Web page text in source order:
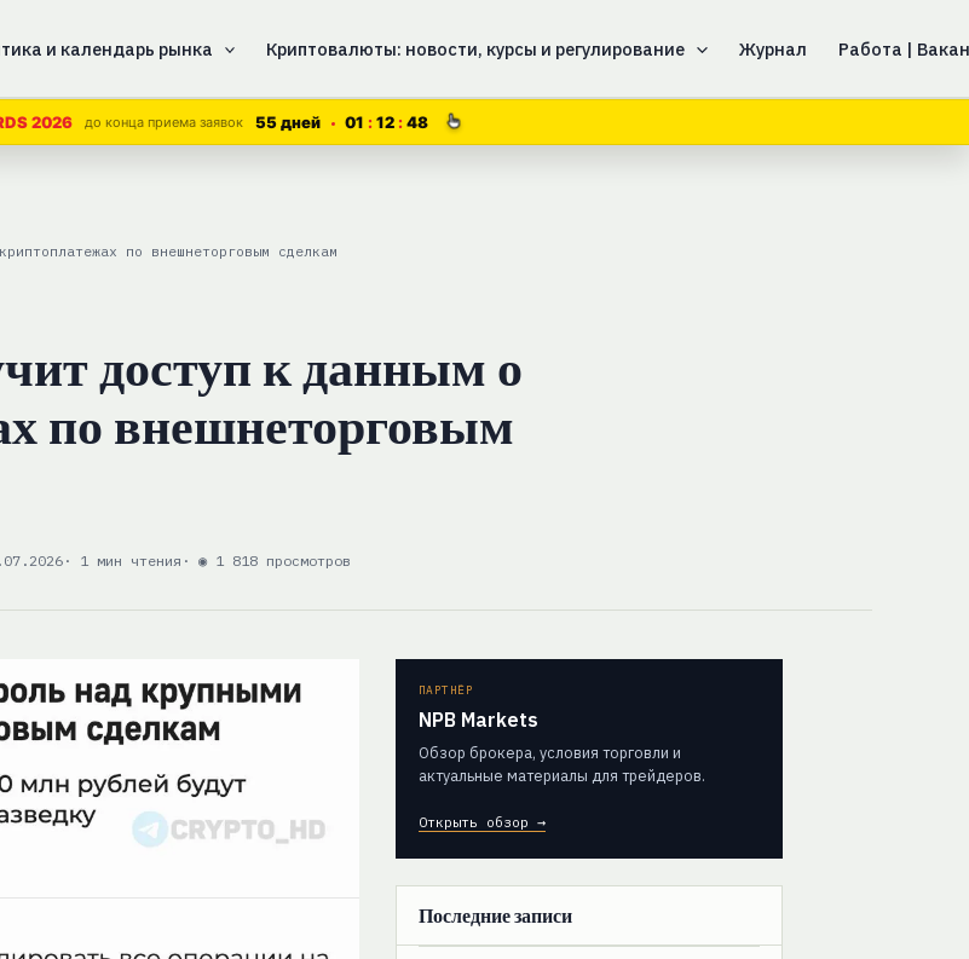
и календарь рынка Криптовалюты: новости, курсы и регулирование Журнал Работа |
2026 до конца приема заявок 55 дней 01 12 48
по внешнеторговым сделкам
доступ к данным о
по внешнеторговым
· 1 мин чтения · ◉ 1 818 просмотров
ПАРТНЁР
NPB Markets
Обзор брокера, условия торговли и
актуальные материалы для трейдеров.
Открыть обзор →
Последние записи